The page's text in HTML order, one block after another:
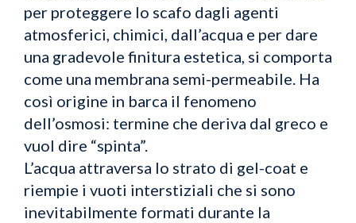
per proteggere lo scafo dagli agenti
atmosferici, chimici, dall’acqua e per dare
una gradevole finitura estetica, si comporta
come una membrana semi-permeabile. Ha
così origine in barca il fenomeno
dell’osmosi: termine che deriva dal greco e
vuol dire “spinta”.
L’acqua attraversa lo strato di gel-coat e
riempie i vuoti interstiziali che si sono
inevitabilmente formati durante la